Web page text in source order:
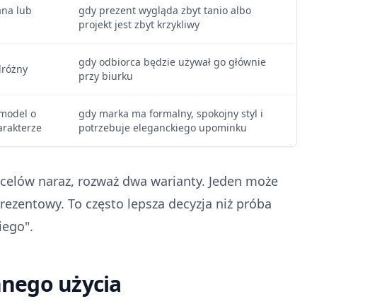
lub
gdy prezent wygląda zbyt tanio albo
projekt jest zbyt krzykliwy
gdy odbiorca będzie używał go głównie
przy biurku
o
gdy marka ma formalny, spokojny styl i
potrzebuje eleganckiego upominku
naraz, rozważ dwa warianty. Jeden może
To często lepsza decyzja niż próba
użycia